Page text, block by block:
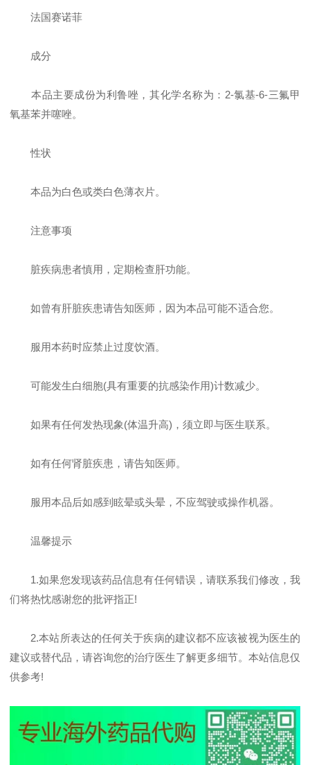
法国赛诺菲
成分
本品主要成份为利鲁唑，其化学名称为：2-氯基-6-三氟甲
氧基苯并噻唑。
性状
本品为白色或类白色薄衣片。
注意事项
脏疾病患者慎用，定期检查肝功能。
如曾有肝脏疾患请告知医师，因为本品可能不适合您。
服用本药时应禁止过度饮酒。
可能发生白细胞(具有重要的抗感染作用)计数减少。
如果有任何发热现象(体温升高)，须立即与医生联系。
如有任何肾脏疾患，请告知医师。
服用本品后如感到眩晕或头晕，不应驾驶或操作机器。
温馨提示
1.如果您发现该药品信息有任何错误，请联系我们修改，我
们将热忱感谢您的批评指正!
2.本站所表达的任何关于疾病的建议都不应该被视为医生的
建议或替代品，请咨询您的治疗医生了解更多细节。本站信息仅
供参考!